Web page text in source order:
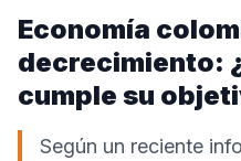
Economía
decrecimiento:
cumple su
Según un reciente